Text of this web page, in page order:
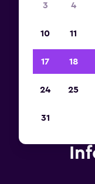
3 4
10 11
17 18
24 25
31